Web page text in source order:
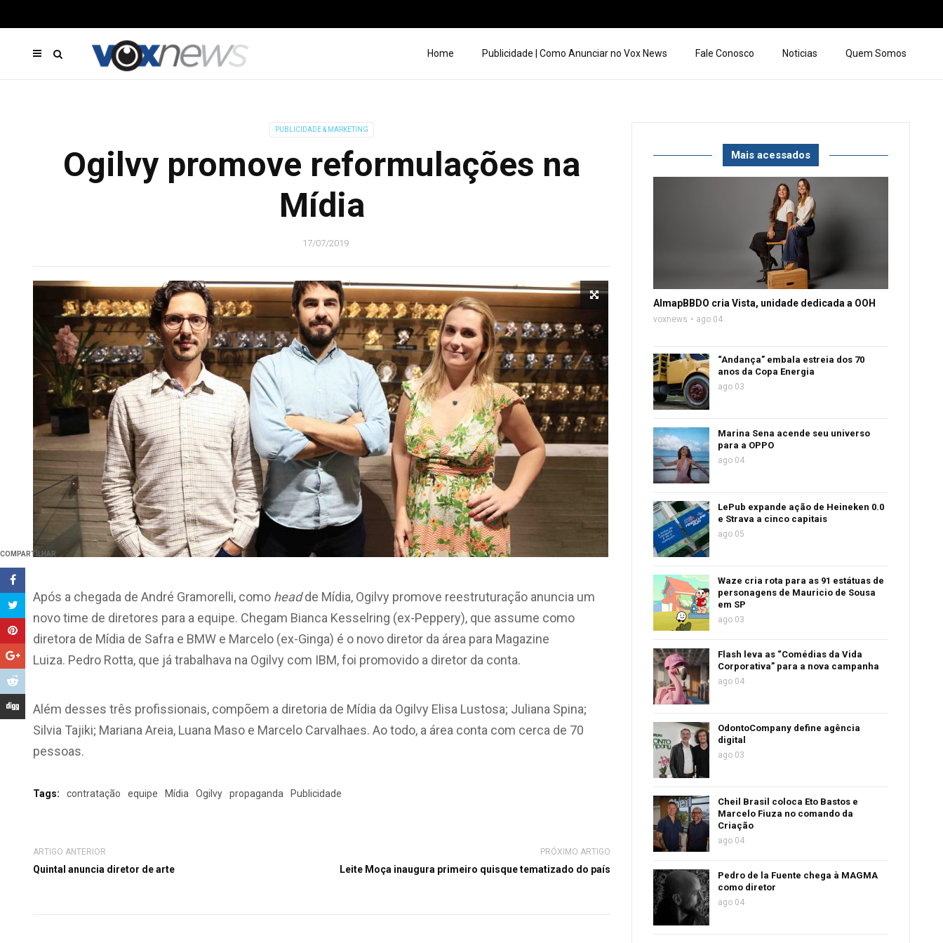
Home Publicidade | Como Anunciar no Vox News Fale Conosco Noticias Quem Somos
PUBLICIDADE & MARKETING
Ogilvy promove reformulações na
Mídia
17/07/2019
COMPARTILHAR
Após a chegada de André Gramorelli, como headde Mídia, Ogilvy promove reestruturação anuncia um
novo time de diretores para a equipe. Chegam Bianca Kesselring (ex-Peppery), que assume como
diretora de Mídia de Safra e BMW e Marcelo (ex-Ginga) é o novo diretor da área para Magazine
Luiza. Pedro Rotta, que já trabalhava na Ogilvy com IBM, foi promovido a diretor da conta.
Além desses três profissionais, compõem a diretoria de Mídia da Ogilvy Elisa Lustosa; Juliana Spina;
Silvia Tajiki; Mariana Areia, Luana Maso e Marcelo Carvalhaes. Ao todo, a área conta com cerca de 70
pessoas.
Tags: contratação equipe Mídia Ogilvy propaganda Publicidade
ARTIGO ANTERIOR
Quintal anuncia diretor de arte
PRÓXIMO ARTIGO
Leite Moça inaugura primeiro quisque tematizado do país
Mais acessados
AlmapBBDO cria Vista, unidade dedicada a OOH
voxnews ago 04
“Andança” embala estreia dos 70
anos da Copa Energia
ago 03
Marina Sena acende seu universo
para a OPPO
ago 04
LePub expande ação de Heineken 0.0
e Strava a cinco capitais
ago 05
Waze cria rota para as 91 estátuas de
personagens de Mauricio de Sousa
em SP
ago 03
Flash leva as “Comédias da Vida
Corporativa” para a nova campanha
ago 04
OdontoCompany define agência
digital
ago 03
Cheil Brasil coloca Eto Bastos e
Marcelo Fiuza no comando da
Criação
ago 04
Pedro de la Fuente chega à MAGMA
como diretor
ago 04